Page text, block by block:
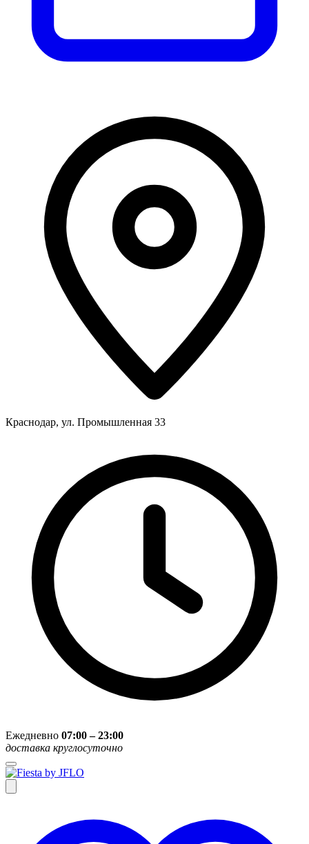
Краснодар, ул. Промышленная 33
Ежедневно 07:00 – 23:00
доставка круглосуточно